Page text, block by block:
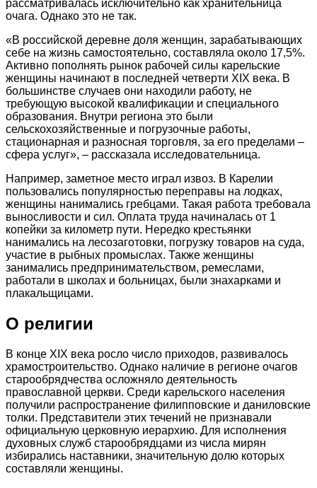
рассматривалась исключительно как хранительница
очага. Однако это не так.
«В российской деревне доля женщин, зарабатывающих
себе на жизнь самостоятельно, составляла около 17,5%.
Активно пополнять рынок рабочей силы карельские
женщины начинают в последней четверти XIX века. В
большинстве случаев они находили работу, не
требующую высокой квалификации и специального
образования. Внутри региона это были
сельскохозяйственные и погрузочные работы,
стационарная и разносная торговля, за его пределами –
сфера услуг», – рассказала исследовательница.
Например, заметное место играл извоз. В Карелии
пользовались популярностью переправы на лодках,
женщины нанимались гребцами. Такая работа требовала
выносливости и сил. Оплата труда начиналась от 1
копейки за километр пути. Нередко крестьянки
нанимались на лесозаготовки, погрузку товаров на суда,
участие в рыбных промыслах. Также женщины
занимались предпринимательством, ремеслами,
работали в школах и больницах, были знахарками и
плакальщицами.
О религии
В конце XIX века росло число приходов, развивалось
храмостроительство. Однако наличие в регионе очагов
старообрядчества осложняло деятельность
православной церкви. Среди карельского населения
получили распространение филипповские и даниловские
толки. Представители этих течений не признавали
официальную церковную иерархию. Для исполнения
духовных служб старообрядцами из числа мирян
избирались наставники, значительную долю которых
составляли женщины.